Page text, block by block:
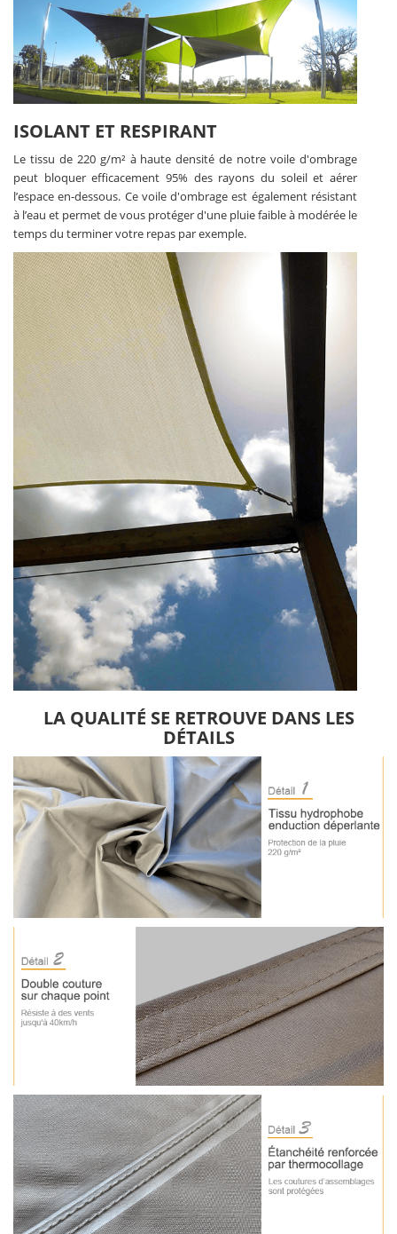
ISOLANT ET RESPIRANT
Le tissu de 220 g/m² à haute densité de notre voile d'ombrage
peut bloquer efficacement 95% des rayons du soleil et aérer
l’espace en-dessous. Ce voile d'ombrage est également résistant
à l’eau et permet de vous protéger d'une pluie faible à modérée le
temps du terminer votre repas par exemple.
LA QUALITÉ SE RETROUVE DANS LES
DÉTAILS